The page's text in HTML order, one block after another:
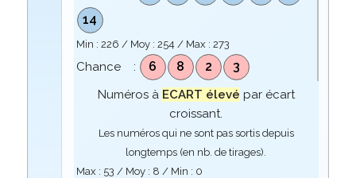
14
Min : 226 / Moy : 254 / Max : 273
Chance : 6 8 2 3
Numéros à ECART élevé par écart
croissant.
Les numéros qui ne sont pas sortis depuis
longtemps (en nb. de tirages).
Max : 53 / Moy : 8 / Min : 0